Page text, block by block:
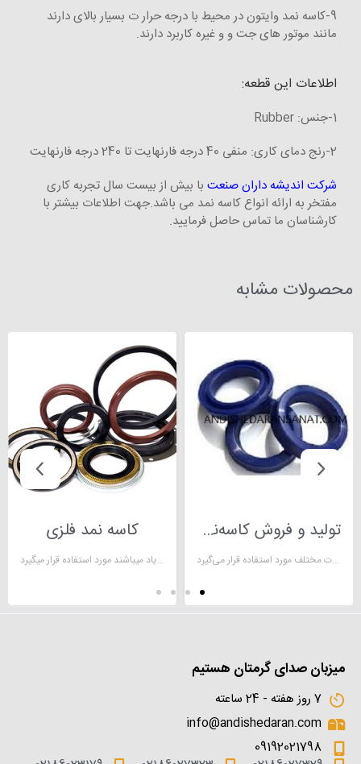
9-کاسه نمد وایتون در محیط با درجه حرار ت بسیار بالای دارند
مانند موتور های جت و و غیره کاربرد دارند.
اطلاعات این قطعه:
1-جنس: Rubber
2-رنج دمای کاری: منفی 40 درجه فارنهایت تا 240 درجه فارنهایت
شرکت اندیشه داران صنعت با بیش از بیست سال تجربه کاری
مفتخر به ارائه انواع کاسه نمد می باشد.جهت اطلاعات بیشتر با
کارشناسان ما تماس حاصل فرمایید.
محصولات مشابه
تولید و فروش کاسه‌نمد صنعتی
کاسه نمد قطعه‌ای است که در تمامی سیستم‌های هیدرولیکی از جمله پمپ‌ها، پیستون‌ها و اتصالات مختلف مورد استفاده قرار می‌گیرد.
كاسه نمد فلزی
کاسه نمد فلزی دارای بدنه فلزی در قسمت پشتی بوده که بیشتر در بخش دایره ای شکل مکان هایی که دارای فشار و استهلاک زیاد میباشند مورد استفاده قرار میگیرد.
میزبان صدای گرمتان هستیم
7 روز هفته - 24 ساعته
info@andishedaran.com
09192021798